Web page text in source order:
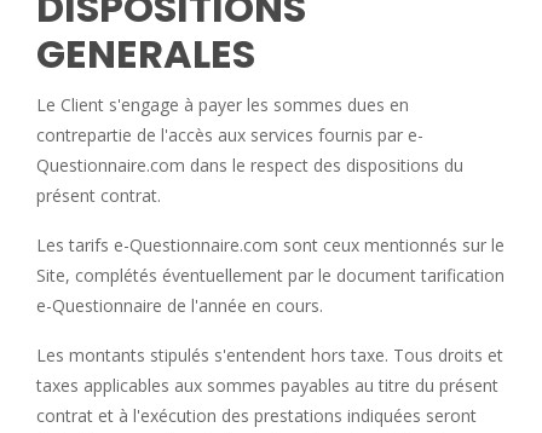
GENERALES
Le Client s'engage à payer les sommes dues en
contrepartie de l'accès aux services fournis par e-
Questionnaire.com dans le respect des dispositions du
présent contrat.
Les tarifs e-Questionnaire.com sont ceux mentionnés sur le
Site, complétés éventuellement par le document tarification
e-Questionnaire de l'année en cours.
Les montants stipulés s'entendent hors taxe. Tous droits et
taxes applicables aux sommes payables au titre du présent
contrat et à l'exécution des prestations indiquées seront